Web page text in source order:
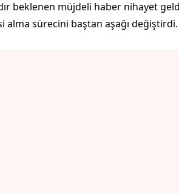
beklenen müjdeli haber nihayet
alma sürecini baştan aşağı